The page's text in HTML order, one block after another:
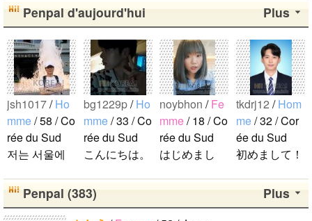
たのが、遅か
ったからいろ
んな情報が欲
しいです。 hi
ghlightになっ
ても好きな気
持ちは変わり
ません。 メ
ンバー全員が
大好きです
が、一番大好
きなのはジュ
ンヒョンで
린 정은비 최
유나 황은비
김예원 여!!
자!!친!!구!!..
ください。..
します！..
Plus
Penpal d'aujourd'hui
jsh1017/Ho
mme/ 58 / Co
rée du Sud
저는 서울에
범한 남자입
니다 일본의
bg1229p/Ho
mme/ 33 / Co
rée du Sud
こんにちは。
れの韓国人で
す。 出身地
noybhon /Fe
mme/ 18 / Co
rée du Sud
はじめまし
前はイナで
す。今日本語
tkdrj12 /Hom
me/ 32 / Cor
ée du Sud
初めまして！
います。 ​普
段は音楽を聴
Plus
Penpal (383)